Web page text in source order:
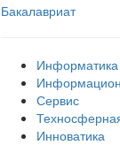
Бакалавриат
Информатика
Сервис
Инноватика